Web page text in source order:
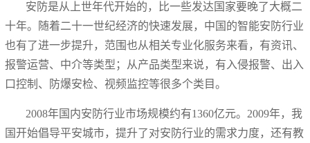
安防是从上世年代开始的，比一些发达国家要晚了大概二
十年。随着二十一世纪经济的快速发展，中国的智能安防行业
也有了进一步提升，范围也从相关专业化服务来看，有资讯、
报警运营、中介等类型；从产品类型来说，有入侵报警、出入
口控制、防爆安检、视频监控等很多个类目。
2008年国内安防行业市场规模约有1360亿元。2009年，我
国开始倡导平安城市，提升了对安防行业的需求力度，还有教